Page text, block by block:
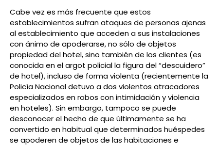
Cabe vez es más frecuente que estos
establecimientos sufran ataques de personas ajenas
al establecimiento que acceden a sus instalaciones
con ánimo de apoderarse, no sólo de objetos
propiedad del hotel, sino también de los clientes (es
conocida en el argot policial la figura del “descuidero”
de hotel), incluso de forma violenta (recientemente la
Policía Nacional detuvo a dos violentos atracadores
especializados en robos con intimidación y violencia
en hoteles). Sin embargo, tampoco se puede
desconocer el hecho de que últimamente se ha
convertido en habitual que determinados huéspedes
se apoderen de objetos de las habitaciones e